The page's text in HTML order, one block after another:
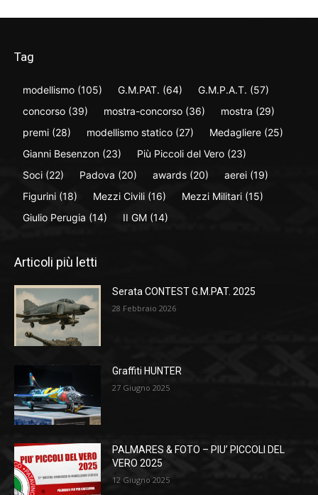
Tag
modellismo (105) G.M.PAT. (64) G.M.P.A.T. (57)
concorso (39) mostra-concorso (36) mostra (29)
premi (28) modellismo statico (27) Medagliere (25)
Gianni Besenzon (23) Più Piccoli del Vero (23)
Soci (22) Padova (20) awards (20) aerei (19)
Figurini (18) Mezzi Civili (16) Mezzi Militari (15)
Giulio Perugia (14) II GM (14)
Articoli più letti
Serata CONTEST G.M.PAT. 2025
28 Febbraio 2026
Graffiti HUNTER
27 Giugno 2025
PALMARES & FOTO – PIU’ PICCOLI DEL
VERO 2025
12 Giugno 2025